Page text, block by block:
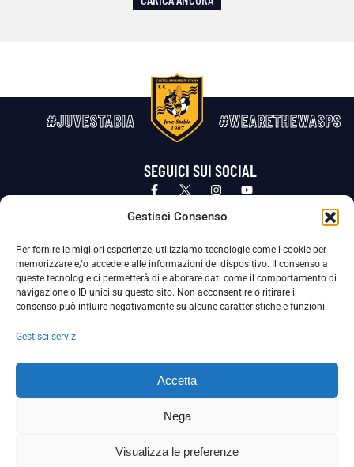
Gestisci Consenso
Per fornire le migliori esperienze, utilizziamo tecnologie come i cookie per
memorizzare e/o accedere alle informazioni del dispositivo. Il consenso a
queste tecnologie ci permetterà di elaborare dati come il comportamento di
navigazione o ID unici su questo sito. Non acconsentire o ritirare il
consenso può influire negativamente su alcune caratteristiche e funzioni.
Gestisci servizi
Accetta
Nega
Visualizza le preferenze
#JUVESTABIA #WEARETHEWASPS
SEGUICI SUI SOCIAL
Privacy Policy Cookie Policy
La Società ha nominato il Responsabile della Protezione dei Dati Personali (DPO), figura specializzata che vigila sulle modalità
adottate dalla nostra Società per tutelare i Suoi dati personali.
Per contattare il DPO può scrivere a
La Società ha inoltre adottato un proprio Codice Etico, consultabile al seguente link:
Scarica il Codice Etico